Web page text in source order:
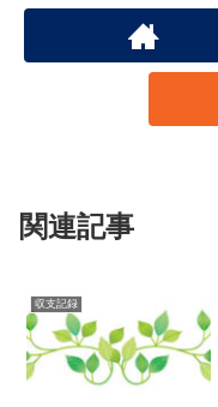
関連記事
収支記録